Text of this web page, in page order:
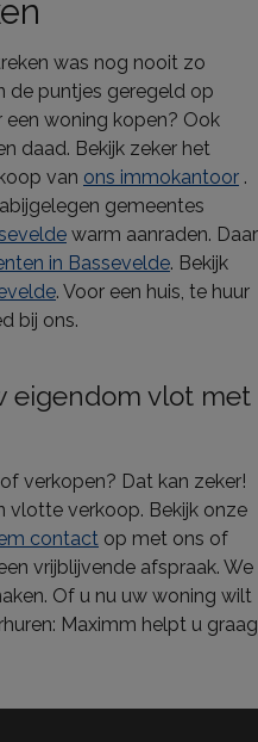
was nog nooit zo
de puntjes geregeld op
een woning kopen? Ook
daad. Bekijk zeker het
van ons immokantoor .
gemeentes
warm aanraden. Daar
in Bassevelde. Bekijk
. Voor een huis, te huur
bij ons.
eigendom vlot met
verkopen? Dat kan zeker!
vlotte verkoop. Bekijk onze
contact op met ons of
vrijblijvende afspraak. We
Of u nu uw woning wilt
Maximm helpt u graag